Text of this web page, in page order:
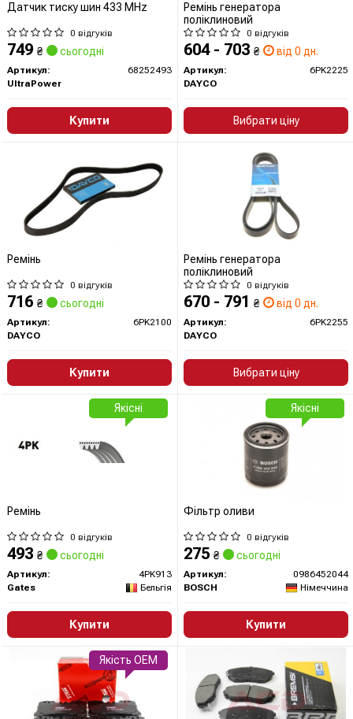
Датчик тиску шин 433 MHz
0 відгуків
749 ₴ сьогодні
Артикул:
68252493
UltraPower
Купити
Ремінь генератора
поліклиновий
0 відгуків
604 - 703 ₴ від 0 дн.
Артикул:
6PK2225
DAYCO
Вибрати ціну
Ремінь
0 відгуків
716 ₴ сьогодні
Артикул:
6PK2100
DAYCO
Купити
Ремінь генератора
поліклиновий
0 відгуків
670 - 791 ₴ від 0 дн.
Артикул:
6PK2255
DAYCO
Вибрати ціну
Ремінь
0 відгуків
493 ₴ сьогодні
Артикул:
4PK913
Gates
Бельгія
Купити
Якісні
Фільтр оливи
0 відгуків
275 ₴ сьогодні
Артикул:
0986452044
BOSCH
Німеччина
Купити
Якісні
Якість OEM